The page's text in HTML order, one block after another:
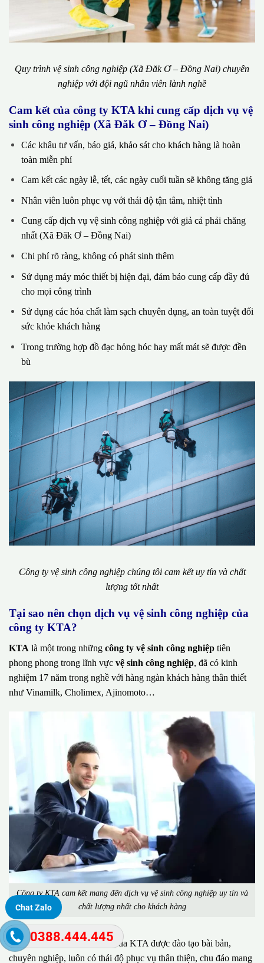
Quy trình vệ sinh công nghiệp (Xã Đăk Ơ – Đồng Nai) chuyên
nghiệp với đội ngũ nhân viên lành nghề
Cam kết của công ty KTA khi cung cấp dịch vụ vệ
sinh công nghiệp (Xã Đăk Ơ – Đồng Nai)
Các khâu tư vấn, báo giá, khảo sát cho khách hàng là hoàn
toàn miễn phí
Cam kết các ngày lễ, tết, các ngày cuối tuần sẽ không tăng giá
Nhân viên luôn phục vụ với thái độ tận tâm, nhiệt tình
Cung cấp dịch vụ vệ sinh công nghiệp với giả cả phải chăng
nhất (Xã Đăk Ơ – Đồng Nai)
Chi phí rõ ràng, không có phát sinh thêm
Sử dụng máy móc thiết bị hiện đại, đảm bảo cung cấp đầy đủ
cho mọi công trình
Sử dụng các hóa chất làm sạch chuyên dụng, an toàn tuyệt đối
sức khỏe khách hàng
Trong trường hợp đồ đạc hỏng hóc hay mất mát sẽ được đền
bù
Công ty vệ sinh công nghiệp chúng tôi cam kết uy tín và chất
lượng tốt nhất
Tại sao nên chọn dịch vụ vệ sinh công nghiệp của
công ty KTA?
KTA là một trong những công ty vệ sinh công nghiệp tiên
phong phong trong lĩnh vực vệ sinh công nghiệp, đã có kinh
nghiệm 17 năm trong nghề với hàng ngàn khách hàng thân thiết
như Vinamilk, Cholimex, Ajinomoto…
Công ty KTA cam kết mang đến dịch vụ vệ sinh công nghiệp uy tín và
chất lượng nhất cho khách hàng
Đặc biệt, đội ngũ nhân viên của KTA được đào tạo bài bản,
chuyên nghiệp, luôn có thái độ phục vụ thân thiện, chu đáo mang
Chat Zalo
0388.444.445